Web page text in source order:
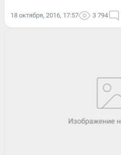
18 октября, 2016, 17:57 3 794